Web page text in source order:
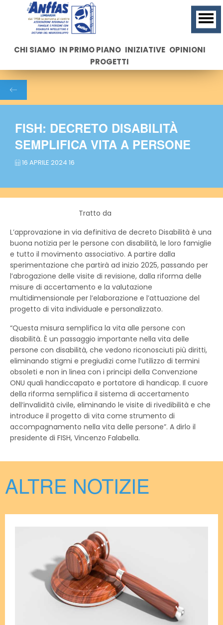
CHI SIAMO IN PRIMO PIANO INIZIATIVE OPINIONI
PROGETTI
FISH: DECRETO DISABILITÀ
SEMPLIFICA VITA A PERSONE
16 APRILE 2024 16
Tratto da
L’approvazione in via definitiva de decreto Disabilità è una
buona notizia per le persone con disabilità, le loro famiglie
e tutto il movimento associativo. A partire dalla
sperimentazione che partirà ad inizio 2025, passando per
l’abrogazione delle visite di revisione, dalla riforma delle
misure di accertamento e la valutazione
multidimensionale per l’elaborazione e l’attuazione del
progetto di vita individuale e personalizzato.
“Questa misura semplifica la vita alle persone con
disabilità. È un passaggio importante nella vita delle
persone con disabilità, che vedono riconosciuti più diritti,
eliminando stigmi e pregiudizi come l’utilizzo di termini
obsoleti e non in linea con i principi della Convenzione
ONU quali handiccapato e portatore di handicap. Il cuore
della riforma semplifica il sistema di accertamento
dell’invalidità civile, eliminando le visite di rivedibilità e che
introduce il progetto di vita come strumento di
accompagnamento nella vita delle persone”. A dirlo il
presidente di FISH, Vincenzo Falabella.
ALTRE NOTIZIE